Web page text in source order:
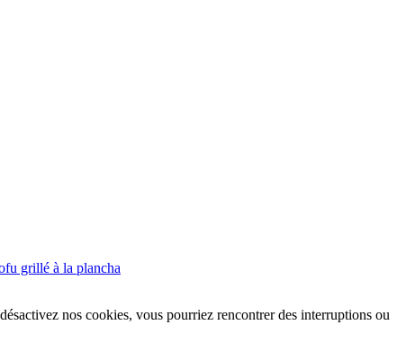
grillé à la plancha
nos cookies, vous pourriez rencontrer des interruptions ou